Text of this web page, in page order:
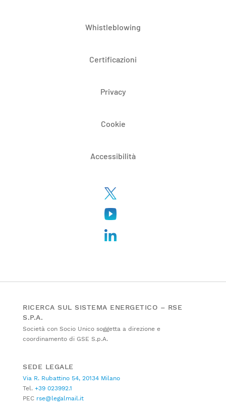
Whistleblowing
Certificazioni
Privacy
Cookie
Accessibilità
RICERCA SUL SISTEMA ENERGETICO – RSE
S.P.A.
Società con Socio Unico soggetta a direzione e
coordinamento di GSE S.p.A.
SEDE LEGALE
Via R. Rubattino 54, 20134 Milano
Tel. +39 023992.1
PEC rse@legalmail.it